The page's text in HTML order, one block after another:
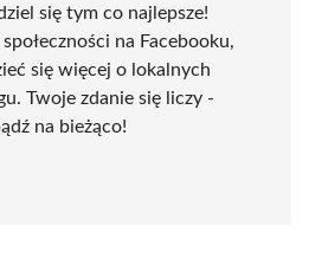
się tym co najlepsze!
na Facebooku,
się więcej o lokalnych
Twoje zdanie się liczy -
na bieżąco!